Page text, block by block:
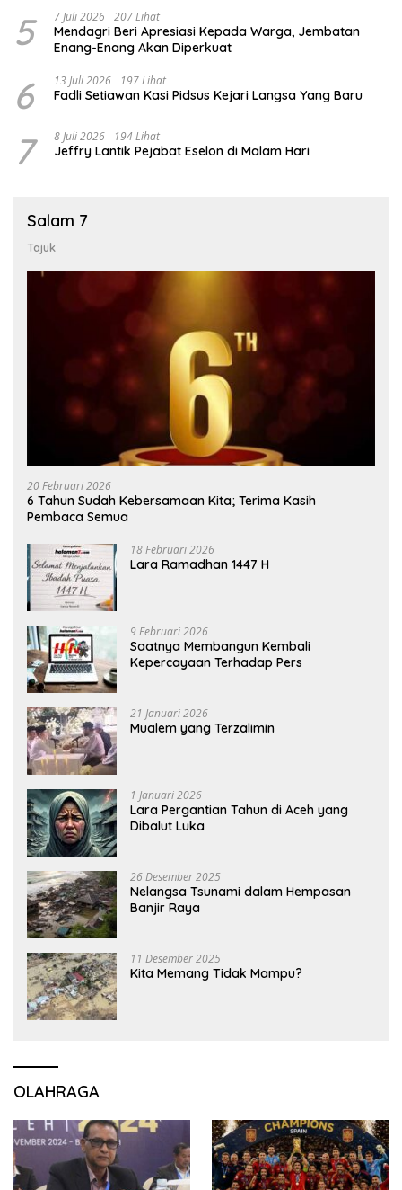
5 7 Juli 2026 207 Lihat
Mendagri Beri Apresiasi Kepada Warga, Jembatan
Enang-Enang Akan Diperkuat
6 13 Juli 2026 197 Lihat
Fadli Setiawan Kasi Pidsus Kejari Langsa Yang Baru
7 8 Juli 2026 194 Lihat
Jeffry Lantik Pejabat Eselon di Malam Hari
Salam 7
Tajuk
20 Februari 2026
6 Tahun Sudah Kebersamaan Kita; Terima Kasih
Pembaca Semua
18 Februari 2026
Lara Ramadhan 1447 H
9 Februari 2026
Saatnya Membangun Kembali
Kepercayaan Terhadap Pers
21 Januari 2026
Mualem yang Terzalimin
1 Januari 2026
Lara Pergantian Tahun di Aceh yang
Dibalut Luka
26 Desember 2025
Nelangsa Tsunami dalam Hempasan
Banjir Raya
11 Desember 2025
Kita Memang Tidak Mampu?
OLAHRAGA